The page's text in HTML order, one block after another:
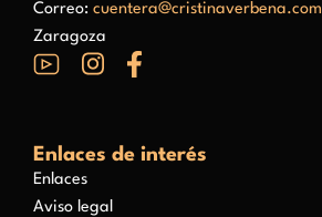
Correo: cuentera@cristinaverbena.com
Zaragoza
Enlaces de interés
Enlaces
Aviso legal